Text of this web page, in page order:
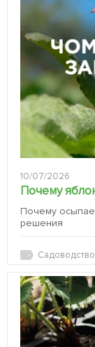
10/07/2026
Почему
Почему
решения
Садоводство